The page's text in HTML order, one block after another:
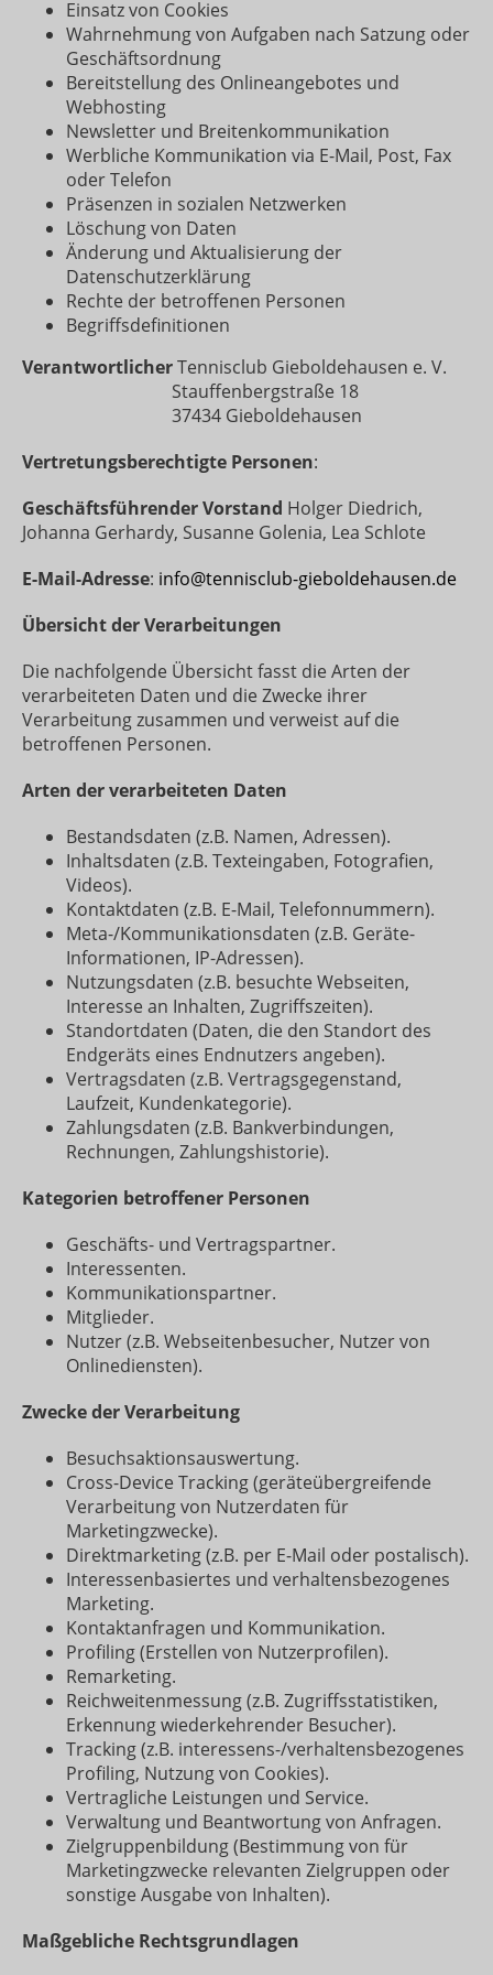
Einsatz von Cookies
Wahrnehmung von Aufgaben nach Satzung oder
Geschäftsordnung
Bereitstellung des Onlineangebotes und
Webhosting
Newsletter und Breitenkommunikation
Werbliche Kommunikation via E-Mail, Post, Fax
oder Telefon
Präsenzen in sozialen Netzwerken
Löschung von Daten
Änderung und Aktualisierung der
Datenschutzerklärung
Rechte der betroffenen Personen
Begriffsdefinitionen
VerantwortlicherTennisclub Gieboldehausen e. V.
Stauffenbergstraße 18
37434 Gieboldehausen
Vertretungsberechtigte Personen:
Geschäftsführender Vorstand Holger Diedrich,
Johanna Gerhardy, Susanne Golenia, Lea Schlote
E-Mail-Adresse: info@tennisclub-gieboldehausen.de
Übersicht der Verarbeitungen
Die nachfolgende Übersicht fasst die Arten der
verarbeiteten Daten und die Zwecke ihrer
Verarbeitung zusammen und verweist auf die
betroffenen Personen.
Arten der verarbeiteten Daten
Bestandsdaten (z.B. Namen, Adressen).
Inhaltsdaten (z.B. Texteingaben, Fotografien,
Videos).
Kontaktdaten (z.B. E-Mail, Telefonnummern).
Meta-/Kommunikationsdaten (z.B. Geräte-
Informationen, IP-Adressen).
Nutzungsdaten (z.B. besuchte Webseiten,
Interesse an Inhalten, Zugriffszeiten).
Standortdaten (Daten, die den Standort des
Endgeräts eines Endnutzers angeben).
Vertragsdaten (z.B. Vertragsgegenstand,
Laufzeit, Kundenkategorie).
Zahlungsdaten (z.B. Bankverbindungen,
Rechnungen, Zahlungshistorie).
Kategorien betroffener Personen
Geschäfts- und Vertragspartner.
Interessenten.
Kommunikationspartner.
Mitglieder.
Nutzer (z.B. Webseitenbesucher, Nutzer von
Onlinediensten).
Zwecke der Verarbeitung
Besuchsaktionsauswertung.
Cross-Device Tracking (geräteübergreifende
Verarbeitung von Nutzerdaten für
Marketingzwecke).
Direktmarketing (z.B. per E-Mail oder postalisch).
Interessenbasiertes und verhaltensbezogenes
Marketing.
Kontaktanfragen und Kommunikation.
Profiling (Erstellen von Nutzerprofilen).
Remarketing.
Reichweitenmessung (z.B. Zugriffsstatistiken,
Erkennung wiederkehrender Besucher).
Tracking (z.B. interessens-/verhaltensbezogenes
Profiling, Nutzung von Cookies).
Vertragliche Leistungen und Service.
Verwaltung und Beantwortung von Anfragen.
Zielgruppenbildung (Bestimmung von für
Marketingzwecke relevanten Zielgruppen oder
sonstige Ausgabe von Inhalten).
Maßgebliche Rechtsgrundlagen